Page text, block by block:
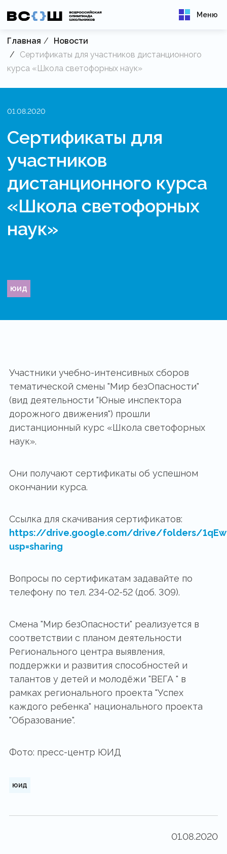
Меню
Главная
Новости
Сертификаты для участников дистанционного
курса «Школа светофорных наук»
01.08.2020
Сертификаты для
участников
дистанционного курса
«Школа светофорных
наук»
юид
Участники учебно-интенсивных сборов
тематической смены "Мир безОпасности"
(вид деятельности "Юные инспектора
дорожного движения") прошли
дистанционный курс «Школа светофорных
наук».
Они получают сертификаты об успешном
окончании курса.
Ссылка для скачивания сертификатов:
https://drive.google.com/drive/folders/
usp=sharing
Вопросы по сертификатам задавайте по
телефону по тел. 234-02-52 (доб. 309).
Смена "Мир безОпасности" реализуется в
соответствии с планом деятельности
Регионального центра выявления,
поддержки и развития способностей и
талантов у детей и молодёжи "ВЕГА " в
рамках регионального проекта "Успех
каждого ребенка" национального проекта
"Образование".
Фото: пресс-центр ЮИД
юид
01.08.2020